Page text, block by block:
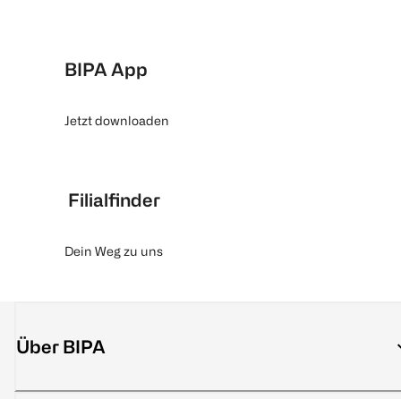
BIPA App
Jetzt downloaden
Filialfinder
Dein Weg zu uns
Über BIPA